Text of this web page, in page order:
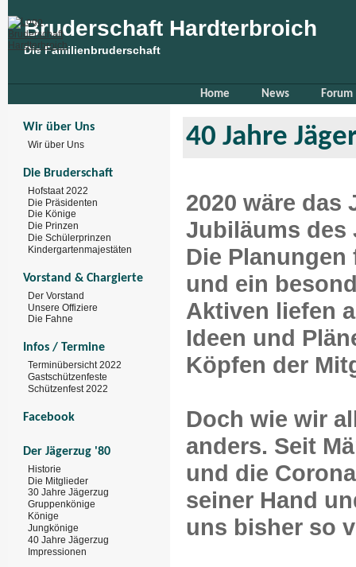
Bruderschaft Hardterbroich
Die Familienbruderschaft
Home News Forum
Wir über Uns
Wir über Uns
Die Bruderschaft
Hofstaat 2022
Die Präsidenten
Die Könige
Die Prinzen
Die Schülerprinzen
Kindergartenmajestäten
Vorstand & Chargierte
Der Vorstand
Unsere Offiziere
Die Fahne
Infos / Termine
Terminübersicht 2022
Gastschützenfeste
Schützenfest 2022
Facebook
Der Jägerzug '80
Historie
Die Mitglieder
30 Jahre Jägerzug
Gruppenkönige
Könige
Jungkönige
40 Jahre Jägerzug
Impressionen
40 Jahre
2020 wäre das
Jubiläums des
Die
und ein
Aktiven liefen
Ideen und
Köpfen der
Doch wie wir
anders. Seit
und die
seiner Hand
uns bisher so